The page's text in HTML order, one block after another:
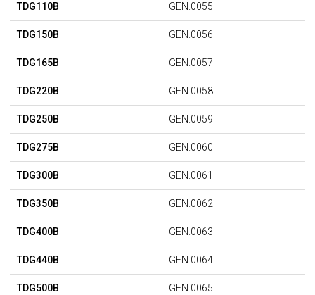
TDG110B GEN.0055
TDG150B GEN.0056
TDG165B GEN.0057
TDG220B GEN.0058
TDG250B GEN.0059
TDG275B GEN.0060
TDG300B GEN.0061
TDG350B GEN.0062
TDG400B GEN.0063
TDG440B GEN.0064
TDG500B GEN.0065